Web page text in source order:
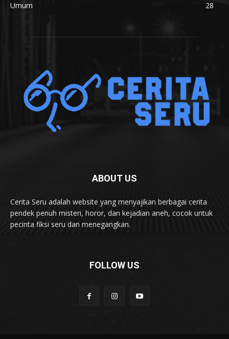
Umum
28
ABOUT US
Cerita Seru adalah website yang menyajikan berbagai cerita
pendek penuh misteri, horor, dan kejadian aneh, cocok untuk
pecinta fiksi seru dan menegangkan.
FOLLOW US